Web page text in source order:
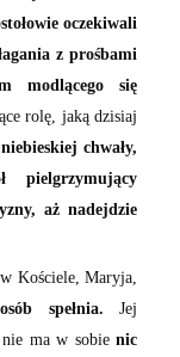
oczekiwali
z prośbami
modlącego się
rolę, jaką dzisiaj
chwały,
pielgrzymujący
aż nadejdzie
Kościele, Maryja,
spełnia. Jej
nie ma w sobienic